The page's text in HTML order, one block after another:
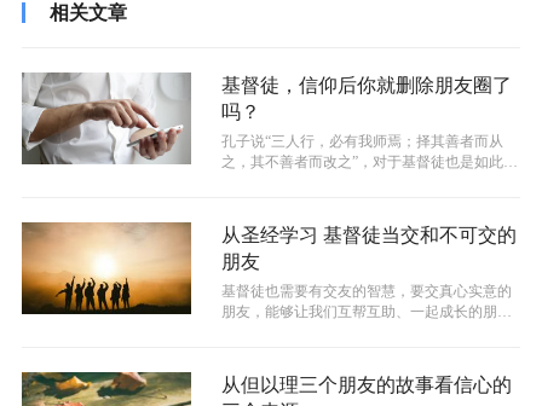
相关文章
基督徒，信仰后你就删除朋友圈了
吗？
孔子说“三人行，必有我师焉；择其善者而从
之，其不善者而改之”，对于基督徒也是如此，
从圣经学习 基督徒当交和不可交的
朋友
基督徒也需要有交友的智慧，要交真心实意的
朋友，能够让我们互帮互助、一起成长的朋
从但以理三个朋友的故事看信心的